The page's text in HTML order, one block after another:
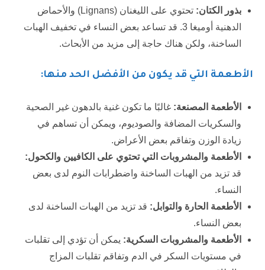
بذور الكتان:
تحتوي على الليغنان (Lignans) والأحماض
الدهنية أوميغا 3. قد تساعد بعض النساء في تخفيف الهبات
الساخنة، ولكن هناك حاجة إلى مزيد من الأبحاث.
الأطعمة التي قد يكون من الأفضل الحد منها:
الأطعمة المصنعة: غالبًا ما تكون غنية بالدهون غير الصحية
والسكريات المضافة والصوديوم، ويمكن أن تساهم في
زيادة الوزن وتفاقم بعض الأعراض.
الأطعمة والمشروبات التي تحتوي على الكافيين والكحول:
قد تزيد من الهبات الساخنة واضطرابات النوم لدى بعض
النساء.
الأطعمة الحارة والتوابل: قد تزيد من الهبات الساخنة لدى
بعض النساء.
الأطعمة والمشروبات السكرية: يمكن أن تؤدي إلى تقلبات
في مستويات السكر في الدم وتفاقم تقلبات المزاج